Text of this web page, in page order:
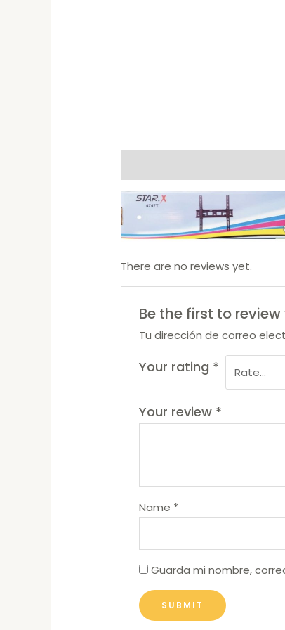
There are no reviews yet.
Be the first to review
Tu dirección de correo
Your rating *
Your review *
Name *
Guarda mi nombre,